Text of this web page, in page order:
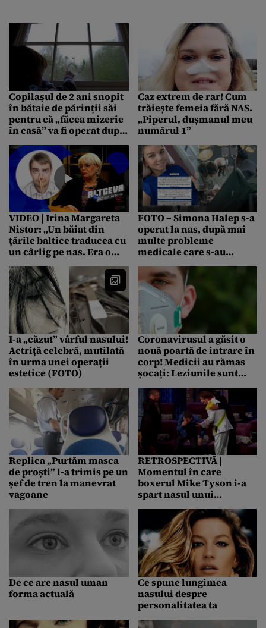
Copilașul de 2 ani snopit
în bătaie de părinții săi
pentru că „făcea mizerie
în casă” va fi operat după
Caz extrem de rar! Cum
trăiește femeia fără NAS.
„Piperul, dușmanul meu
numărul 1”
VIDEO | Irina Margareta
Nistor: „Un băiat din
țările baltice traducea cu
un cârlig pe nas. Era o
cine este”
FOTO – Simona Halep s-a
operat la nas, după mai
multe probleme
medicale care s-au
chirurgicală a decurs
foarte bine” / Sportiva s-a
fotografiat pe patul de
spital
I-a „căzut” vârful nasului!
Actriță celebră, mutilată
în urma unei operații
estetice (FOTO)
Coronavirusul a găsit o
nouă poartă de intrare în
corp! Medicii au rămas
șocați: Leziunile sunt
Replica „Purtăm masca
de proști” l-a trimis pe un
șef de tren la manevrat
vagoane
RETROSPECTIVĂ |
Momentul în care
boxerul Mike Tyson i-a
spart nasul unui
doar să stea cu pumnul
întins”
De ce are nasul uman
forma actuală
Ce spune lungimea
nasului despre
personalitatea ta